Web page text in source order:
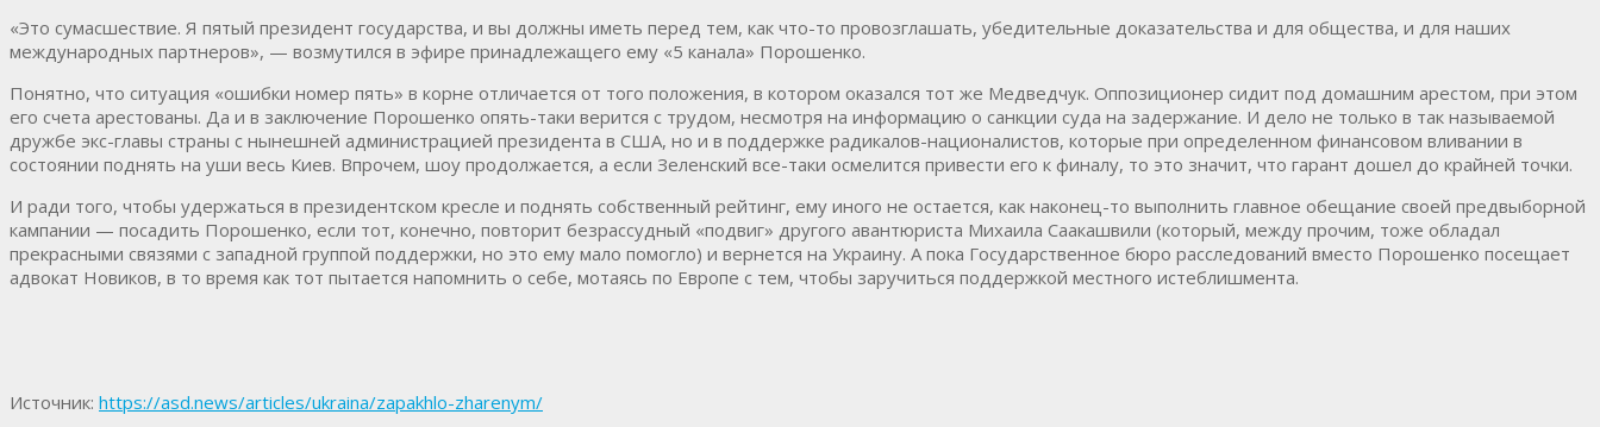
«Это сумасшествие. Я пятый президент государства, и вы должны иметь перед тем, как что-то провозглашать, убедительные доказательства и для общества, и для наших
международных партнеров», — возмутился в эфире принадлежащего ему «5 канала» Порошенко.
Понятно, что ситуация «ошибки номер пять» в корне отличается от того положения, в котором оказался тот же Медведчук. Оппозиционер сидит под домашним арестом, при этом
его счета арестованы. Да и в заключение Порошенко опять-таки верится с трудом, несмотря на информацию о санкции суда на задержание. И дело не только в так называемой
дружбе экс-главы страны с нынешней администрацией президента в США, но и в поддержке радикалов-националистов, которые при определенном финансовом вливании в
состоянии поднять на уши весь Киев. Впрочем, шоу продолжается, а если Зеленский все-таки осмелится привести его к финалу, то это значит, что гарант дошел до крайней точки.
И ради того, чтобы удержаться в президентском кресле и поднять собственный рейтинг, ему иного не остается, как наконец-то выполнить главное обещание своей предвыборной
кампании — посадить Порошенко, если тот, конечно, повторит безрассудный «подвиг» другого авантюриста Михаила Саакашвили (который, между прочим, тоже обладал
прекрасными связями с западной группой поддержки, но это ему мало помогло) и вернется на Украину. А пока Государственное бюро расследований вместо Порошенко посещает
адвокат Новиков, в то время как тот пытается напомнить о себе, мотаясь по Европе с тем, чтобы заручиться поддержкой местного истеблишмента.
Источник: https://asd.news/articles/ukraina/zapakhlo-zharenym/